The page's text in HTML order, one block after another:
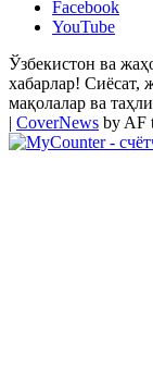
Facebook
YouTube
Ўзбекистон ва
хабарлар! Сиёсат,
мақолалар ва
| CoverNews by AF